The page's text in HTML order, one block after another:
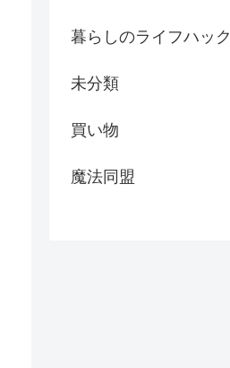
暮らしのライフハック
未分類
買い物
魔法同盟